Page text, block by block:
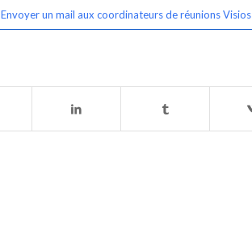
Envoyer un mail aux coordinateurs de réunions Visios